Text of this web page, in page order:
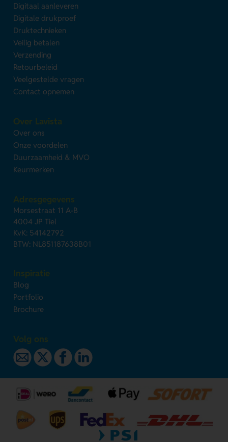
Digitaal aanleveren
Digitale drukproef
Druktechnieken
Veilig betalen
Verzending
Retourbeleid
Veelgestelde vragen
Contact opnemen
Over Lavista
Over ons
Onze voordelen
Duurzaamheid & MVO
Keurmerken
Adresgegevens
Morsestraat 11 A-B
4004 JP Tiel
KvK: 54142792
BTW: NL851187638B01
Inspiratie
Blog
Portfolio
Brochure
Volg ons